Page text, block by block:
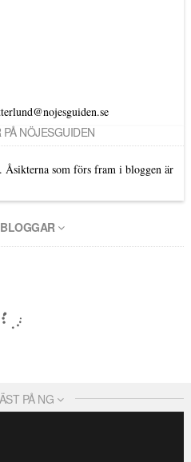
NÖJESGUIDEN
Åsikterna som förs fram i bloggen är
PÅ NG